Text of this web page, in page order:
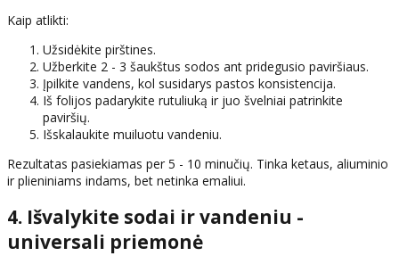
Kaip atlikti:
Užsidėkite pirštines.
Užberkite 2 - 3 šaukštus sodos ant pridegusio paviršiaus.
Įpilkite vandens, kol susidarys pastos konsistencija.
Iš folijos padarykite rutuliuką ir juo švelniai patrinkite
paviršių.
Išskalaukite muiluotu vandeniu.
Rezultatas pasiekiamas per 5 - 10 minučių. Tinka ketaus, aliuminio
ir plieniniams indams, bet netinka emaliui.
4. Išvalykite sodai ir vandeniu -
universali priemonė